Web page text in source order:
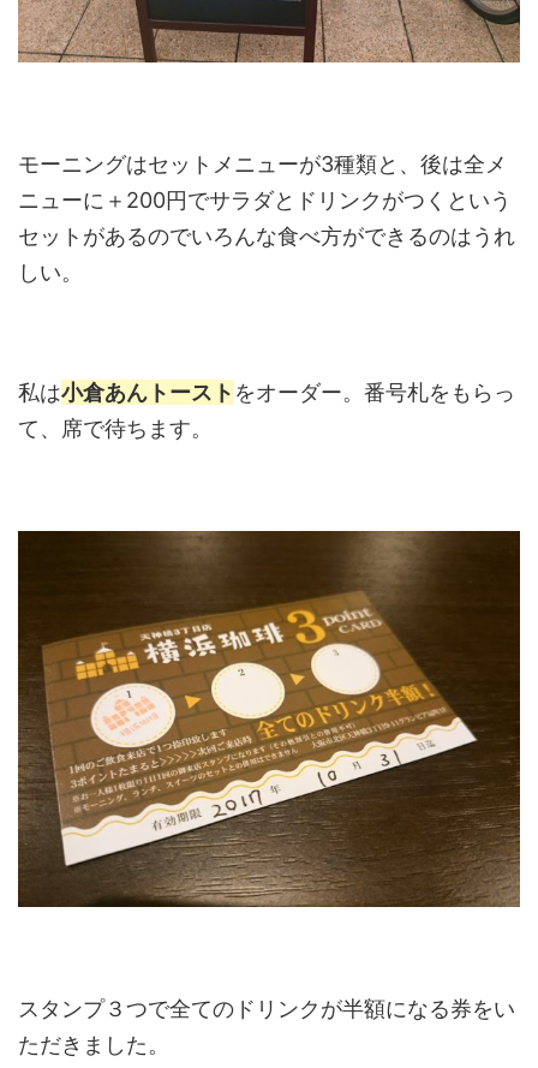
モーニングはセットメニューが3種類と、後は全メ
ニューに＋200円でサラダとドリンクがつくという
セットがあるのでいろんな食べ方ができるのはうれ
しい。
私は小倉あんトースト をオーダー。番号札をもらっ
て、席で待ちます。
スタンプ３つで全てのドリンクが半額になる券をい
ただきました。